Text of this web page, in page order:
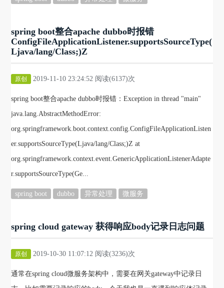
spring boot整合apache dubbo时报错
ConfigFileApplicationListener.supportsSourceType(
Ljava/lang/Class;)Z
原创 2019-11-10 23:24:52 阅读(6137)次
spring boot整合apache dubbo时报错：Exception in thread "main"
java.lang.AbstractMethodError:
org.springframework.boot.context.config.ConfigFileApplicationListen
er.supportsSourceType(Ljava/lang/Class;)Z at
org.springframework.context.event.GenericApplicationListenerAdapte
r.supportsSourceType(Ge...
spring boot dubbo 异常处理 微服务
spring cloud gateway 获得响应body记录日志问题
原创 2019-10-30 11:07:12 阅读(3236)次
通常在spring cloud微服务架构中，需要在网关gateway中记录日